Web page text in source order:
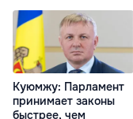
Куюмжу: Парламент
принимает законы
быстрее, чем